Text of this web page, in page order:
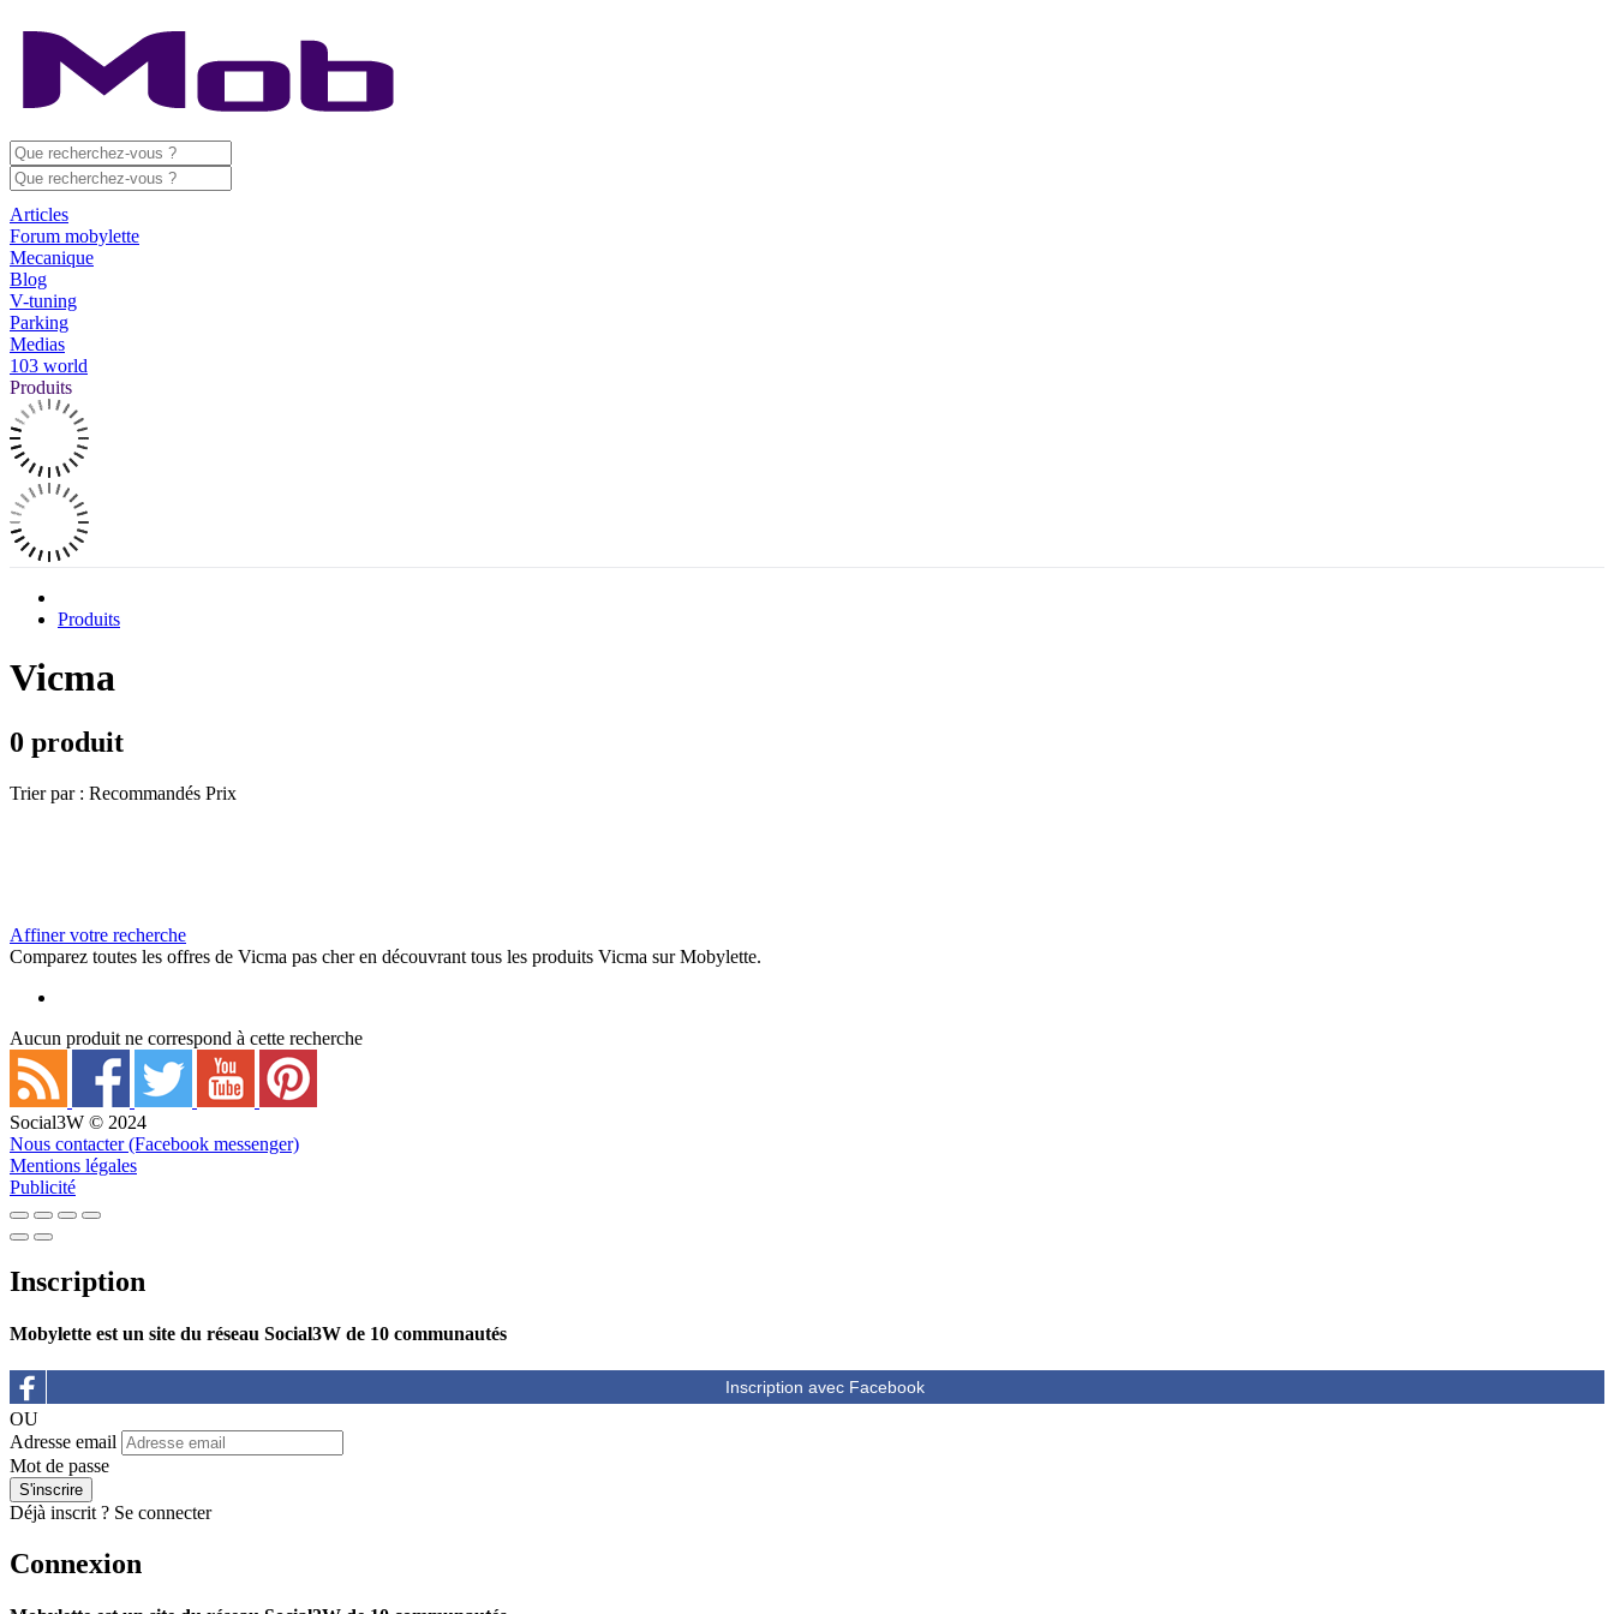
Articles
Forum mobylette
Mecanique
Blog
V-tuning
Parking
Medias
103 world
Produits
Produits
Vicma
0 produit
Trier par : Recommandés Prix
Affiner votre recherche
Comparez toutes les offres de Vicma pas cher en découvrant tous les produits Vicma sur Mobylette.
Aucun produit ne correspond à cette recherche
Social3W © 2024
Nous contacter (Facebook messenger)
Mentions légales
Publicité
Inscription
Mobylette est un site du réseau Social3W de 10 communautés
OU
Adresse email
Mot de passe
Déjà inscrit ? Se connecter
Connexion